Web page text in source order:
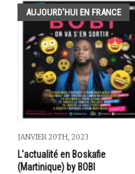
AUJOURD'HUI EN FRANCE
JANVIER 20TH, 2023
L'actualité en Boskafie
(Martinique) by BOBI